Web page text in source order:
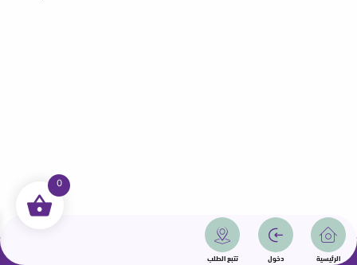
الرئيسية دخول تتبع الطلب
جميع الحقوق محفوظة | سمامة 2025 | دولة قطر
0